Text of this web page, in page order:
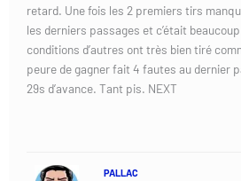
retard. Une fois les 2 premiers tirs
les derniers passages et c’était
conditions d’autres ont très bien tiré
peure de gagner fait 4 fautes au dernier
29s d’avance. Tant pis. NEXT
PALLAC